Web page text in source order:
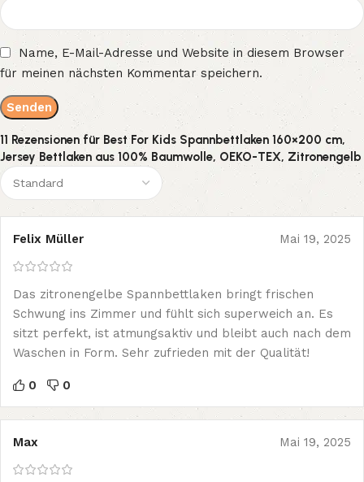
11 Rezensionen für Best For Kids Spannbettlaken 160×200 cm,
Jersey Bettlaken aus 100% Baumwolle, OEKO-TEX, Zitronengelb
Felix Müller Mai 19, 2025
Das zitronengelbe Spannbettlaken bringt frischen
Schwung ins Zimmer und fühlt sich superweich an. Es
sitzt perfekt, ist atmungsaktiv und bleibt auch nach dem
Waschen in Form. Sehr zufrieden mit der Qualität!
0 0
Max Mai 19, 2025
Name, E-Mail-Adresse und Website in diesem Browser
für meinen nächsten Kommentar speichern.